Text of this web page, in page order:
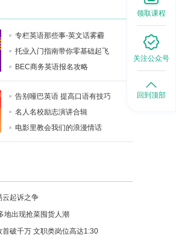
专栏英语那些事-英文话雾霾
托业入门指南带你零基础起飞
BEC商务英语报名攻略
告别哑巴英语 提高口语有技巧
名人名校励志演讲合辑
电影里教会我们的浪漫情话
云起诉之争
地出现抢菜囤货人潮
首破千万 文职类岗位高达1:30
领取课程
关注公众号
回到顶部